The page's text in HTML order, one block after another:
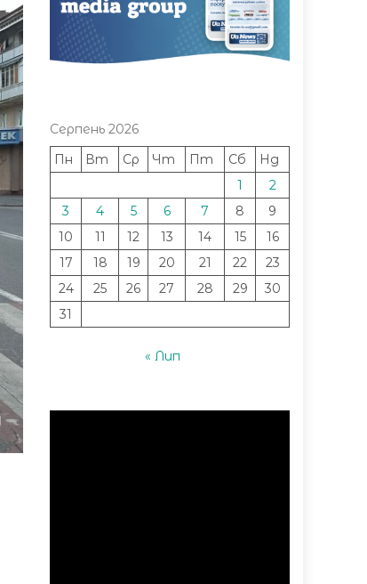
Серпень 2026
Пн
Вт Ср Чт Пт Сб
Нд
1
2
3
4 5 6 7 8
9
10
11 12 13 14 15
16
17
18 19 20 21 22
23
24
25 26 27 28 29
30
31
« Лип